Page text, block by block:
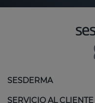
SESDERMA
SERVICIO AL CLIENTE